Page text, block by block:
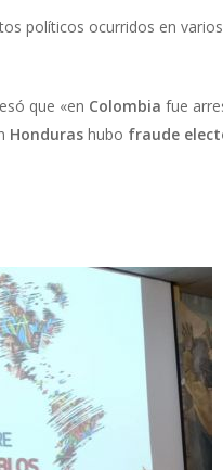
políticos ocurridos en
que «en Colombia fue
Honduras hubo fraude